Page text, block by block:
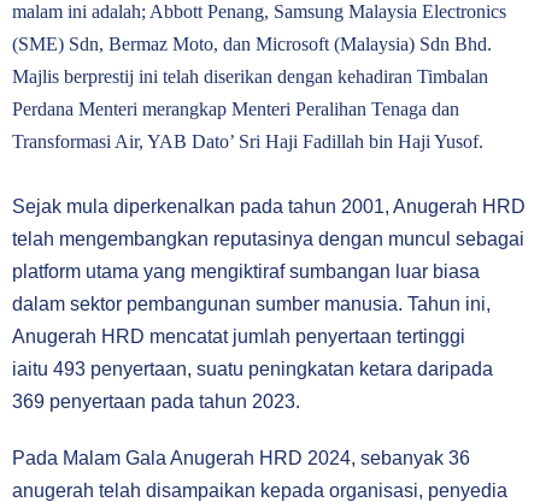
malam ini adalah; Abbott Penang, Samsung Malaysia Electronics
(SME) Sdn, Bermaz Moto, dan Microsoft (Malaysia) Sdn Bhd.
Majlis berprestij ini telah diserikan dengan kehadiran Timbalan
Perdana Menteri merangkap Menteri Peralihan Tenaga dan
Transformasi Air, YAB Dato’ Sri Haji Fadillah bin Haji Yusof.
Sejak mula diperkenalkan pada tahun 2001, Anugerah HRD
telah mengembangkan reputasinya dengan muncul sebagai
platform utama yang mengiktiraf sumbangan luar biasa
dalam sektor pembangunan sumber manusia. Tahun ini,
Anugerah HRD mencatat jumlah penyertaan tertinggi
iaitu 493 penyertaan, suatu peningkatan ketara daripada
369 penyertaan pada tahun 2023.
Pada Malam Gala Anugerah HRD 2024, sebanyak 36
anugerah telah disampaikan kepada organisasi, penyedia